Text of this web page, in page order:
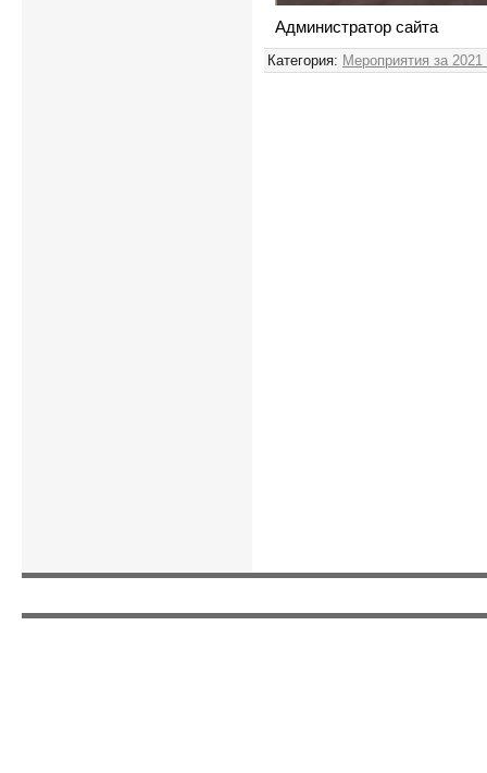
Администратор сайта
Категория: Мероприятия за 2021